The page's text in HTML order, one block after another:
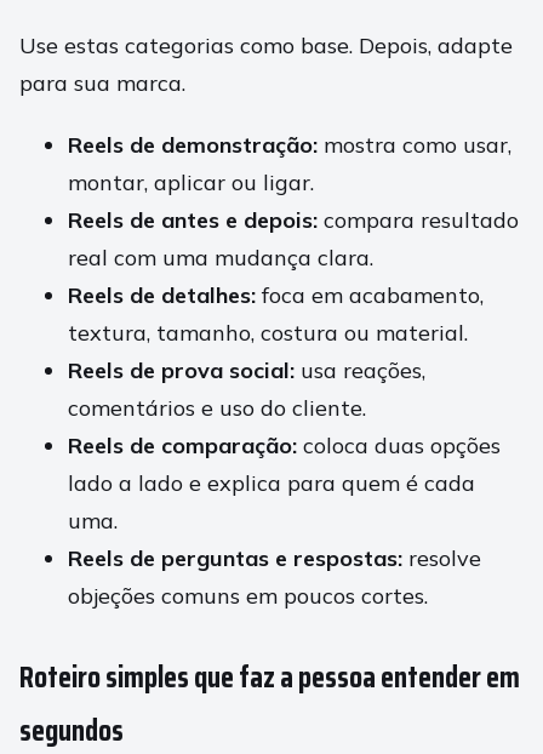
Use estas categorias como base. Depois, adapte
para sua marca.
Reels de demonstração: mostra como usar,
montar, aplicar ou ligar.
Reels de antes e depois: compara resultado
real com uma mudança clara.
Reels de detalhes: foca em acabamento,
textura, tamanho, costura ou material.
Reels de prova social: usa reações,
comentários e uso do cliente.
Reels de comparação: coloca duas opções
lado a lado e explica para quem é cada
uma.
Reels de perguntas e respostas: resolve
objeções comuns em poucos cortes.
Roteiro simples que faz a pessoa entender em
segundos